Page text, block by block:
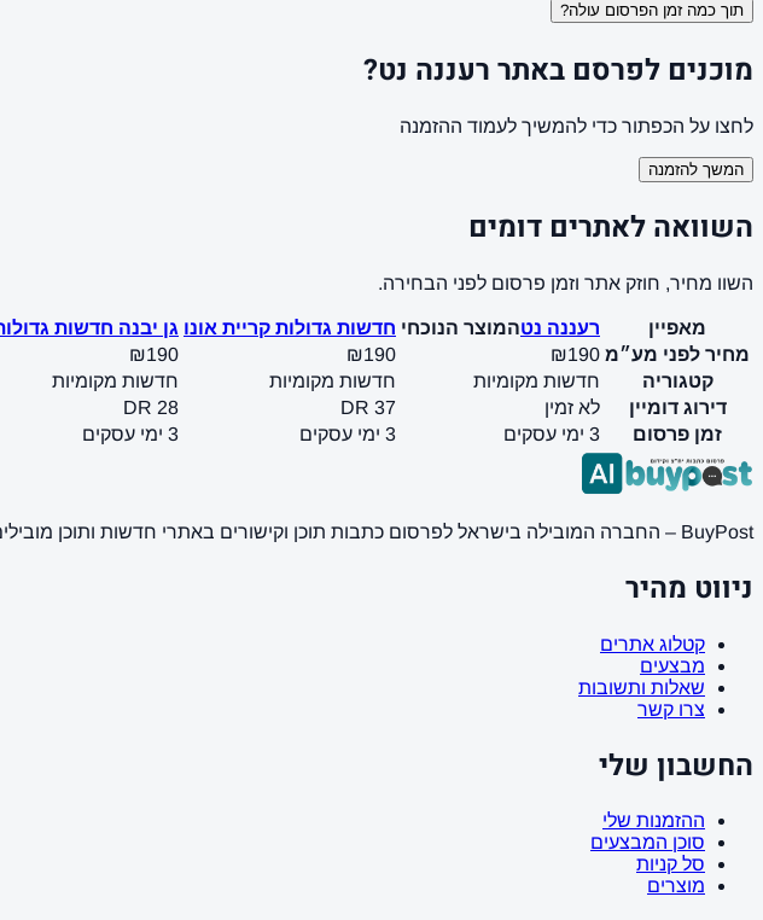
תוך כמה זמן הפרסום עולה?
מוכנים לפרסם באתר רעננה נט?
לחצו על הכפתור כדי להמשיך לעמוד ההזמנה
המשך להזמנה
השוואה לאתרים דומים
השוו מחיר, חוזק אתר וזמן פרסום לפני הבחירה.
מאפיין רעננה נטהמוצר הנוכחי חדשות גדולות קריית אונו גן יבנה חדשות
מחיר לפני מע״מ ₪190
₪190
₪190
קטגוריה
חדשות מקומיות חדשות מקומיות חדשות מקומיות
דירוג דומיין
לא זמין DR 37
DR 28
זמן פרסום
3 ימי עסקים 3 ימי עסקים 3 ימי עסקים
BuyPost – החברה המובילה בישראל לפרסום כתבות תוכן וקישורים באתרי חדשות ותוכן מובילים. מחירון מעודכן, כתיבת AI מתקדמת, קידום אתרים SEO מקצועי. 11 שנות ניסיון ואלפי לקוחות מרוצים.
ניווט מהיר
קטלוג אתרים
מבצעים
שאלות ותשובות
צרו קשר
החשבון שלי
ההזמנות שלי
סוכן המבצעים
סל קניות
מוצרים